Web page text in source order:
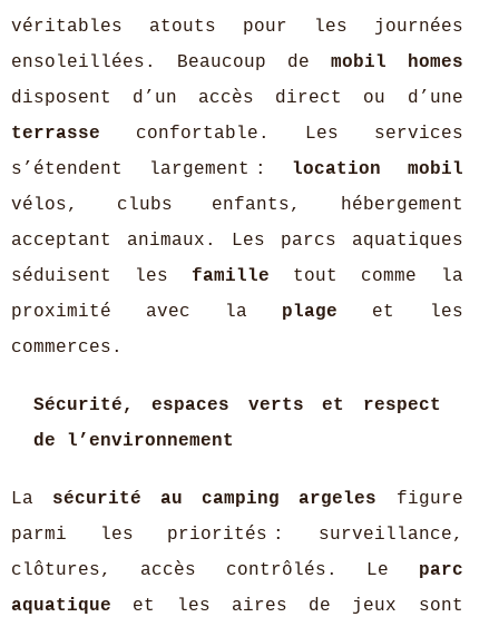
véritables atouts pour les journées
ensoleillées. Beaucoup de mobil homes
disposent d’un accès direct ou d’une
terrasse confortable. Les services
s’étendent largement : location mobil
vélos, clubs enfants, hébergement
acceptant animaux. Les parcs aquatiques
séduisent les famille tout comme la
proximité avec la plage et les
commerces.
Sécurité, espaces verts et respect
de l’environnement
La sécurité au camping argeles figure
parmi les priorités : surveillance,
clôtures, accès contrôlés. Le parc
aquatique et les aires de jeux sont